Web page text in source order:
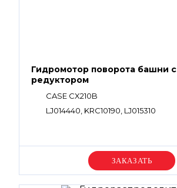
Гидромотор поворота башни с
редуктором
CASE CX210B
LJ014440, KRC10190, LJ015310
Уточняйте цену